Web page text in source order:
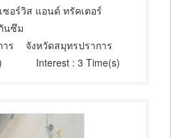
ซอร์วิส แอนด์ ทรัคเตอร์
นซึม
ร
จังหวัดสมุทรปราการ
Interest : 3 Time(s)